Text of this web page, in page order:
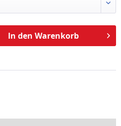
In den Warenkorb